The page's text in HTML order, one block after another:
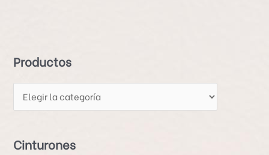
Productos
u
c
s
Cinturones